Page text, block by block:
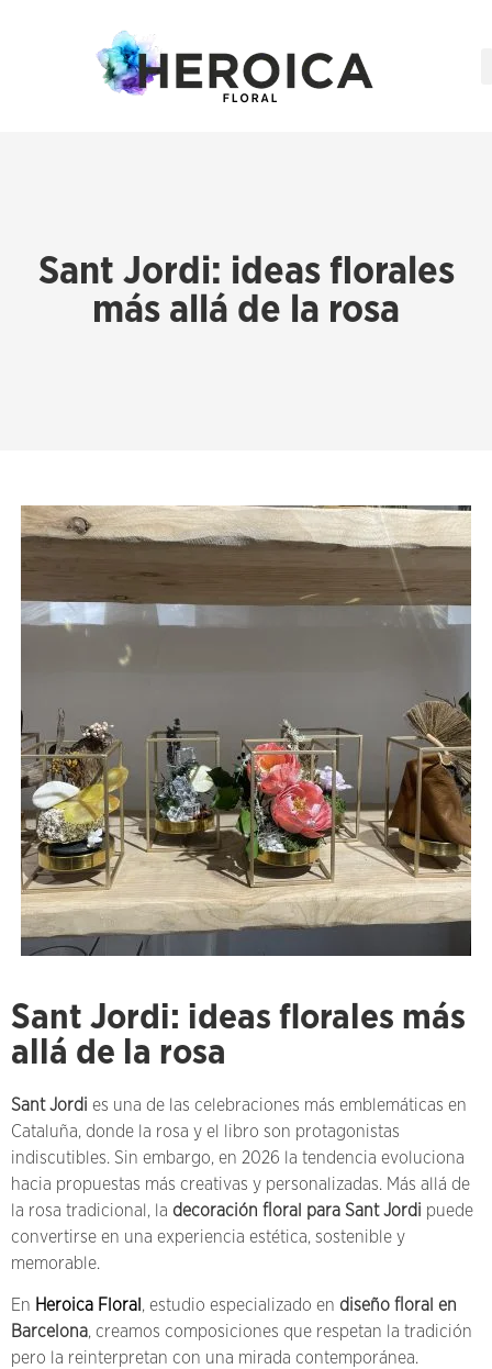
Sant Jordi: ideas florales
más allá de la rosa
Sant Jordi: ideas florales más
allá de la rosa
Sant Jordi es una de las celebraciones más emblemáticas en
Cataluña, donde la rosa y el libro son protagonistas
indiscutibles. Sin embargo, en 2026 la tendencia evoluciona
hacia propuestas más creativas y personalizadas. Más allá de
la rosa tradicional, la decoración floral para Sant Jordi puede
convertirse en una experiencia estética, sostenible y
memorable.
En Heroica Floral , estudio especializado en diseño floral en
Barcelona, creamos composiciones que respetan la tradición
pero la reinterpretan con una mirada contemporánea.